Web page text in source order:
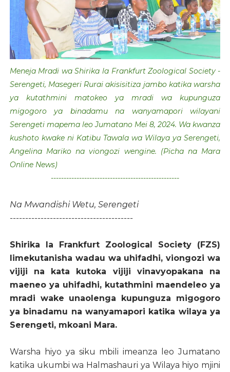
Meneja Mradi wa Shirika la Frankfurt Zoological Society -
Serengeti, Masegeri Rurai akisisitiza jambo katika warsha
ya kutathmini matokeo ya mradi wa kupunguza
migogoro ya binadamu na wanyamapori wilayani
Serengeti mapema leo Jumatano Mei 8, 2024. Wa kwanza
kushoto kwake ni Katibu Tawala wa Wilaya ya Serengeti,
Angelina Mariko na viongozi wengine. (Picha na Mara
Online News)
--------------------------------------------------
Na Mwandishi Wetu, Serengeti
----------------------------------------
Shirika la Frankfurt Zoological Society (FZS)
limekutanisha wadau wa uhifadhi, viongozi wa
vijiji na kata kutoka vijiji vinavyopakana na
maeneo ya uhifadhi, kutathmini maendeleo ya
mradi wake unaolenga kupunguza migogoro
ya binadamu na wanyamapori katika wilaya ya
Serengeti, mkoani Mara.
Warsha hiyo ya siku mbili imeanza leo Jumatano
katika ukumbi wa Halmashauri ya Wilaya hiyo mjini